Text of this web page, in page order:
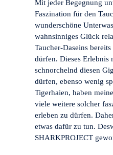
Mit jeder Begegnung
Faszination für den
wunderschöne
wahnsinniges Glück
Taucher-Daseins
dürfen. Dieses Erlebnis
schnorchelnd diesen
dürfen, ebenso wenig
Tigerhaien, haben
viele weitere solcher
erleben zu dürfen.
etwas dafür zu tun.
SHARKPROJECT